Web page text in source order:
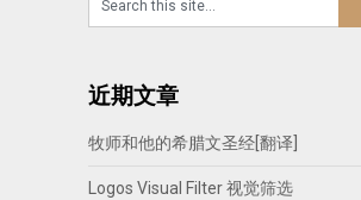
近期文章
牧师和他的希腊文圣经[翻译]
Logos Visual Filter 视觉筛选